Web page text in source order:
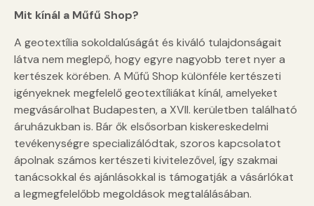
Mit kínál a Műfű Shop?
A geotextília sokoldalúságát és kiváló tulajdonságait
látva nem meglepő, hogy egyre nagyobb teret nyer a
kertészek körében. A Műfű Shop különféle kertészeti
igényeknek megfelelő geotextíliákat kínál, amelyeket
megvásárolhat Budapesten, a XVII. kerületben található
áruházukban is. Bár ők elsősorban kiskereskedelmi
tevékenységre specializálódtak, szoros kapcsolatot
ápolnak számos kertészeti kivitelezővel, így szakmai
tanácsokkal és ajánlásokkal is támogatják a vásárlókat
a legmegfelelőbb megoldások megtalálásában.